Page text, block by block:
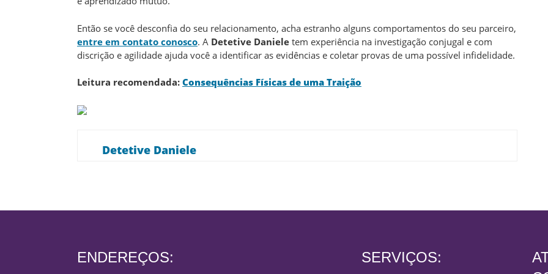
Então se você desconfia do seu relacionamento, acha estranho alguns comportamentos do seu parceiro,
entre em contato conosco. A Detetive Daniele tem experiência na investigação conjugal e com
discrição e agilidade ajuda você a identificar as evidências e coletar provas de uma possível infidelidade.
Leitura recomendada: Consequências Físicas de uma Traição
Detetive Daniele
ENDEREÇOS: SERVIÇOS: